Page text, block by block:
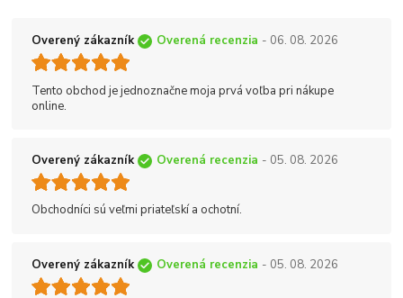
Overený zákazník Overená recenzia - 06. 08. 2026
Tento obchod je jednoznačne moja prvá voľba pri nákupe
online.
Overený zákazník Overená recenzia - 05. 08. 2026
Obchodníci sú veľmi priateľskí a ochotní.
Overený zákazník Overená recenzia - 05. 08. 2026